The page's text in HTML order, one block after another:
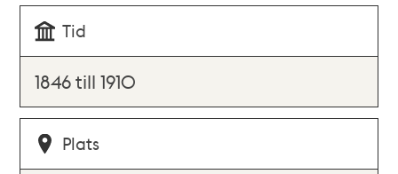
Tid
1846 till 1910
Plats